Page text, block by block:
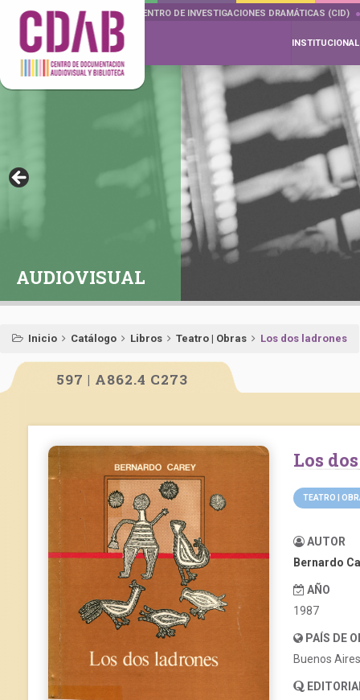
DOCUMENTA DRAMÁTICAS CENTRO DE INVESTIGACIONES DRAMÁTICAS (CID)
INSTITUCIONAL
AUDIOVISUAL
Inicio Catálogo Libros Teatro | Obras Los dos ladrones
597 | A862.4 C273
Los
TEATRO |
AUTOR
Bernardo
AÑO
1987
PAÍS DE
Buenos